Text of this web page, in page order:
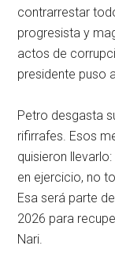
contrarrestar
progresista y
actos de
presidente puso
Petro desgasta
rifirrafes. Esos
quisieron
en ejercicio, no
Esa será parte
2026 para
Nari.